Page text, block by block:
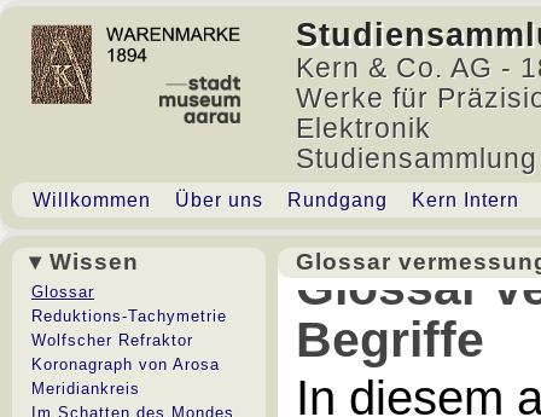
Kern & Co. AG -
Werke für
Elektronik
Willkommen Über uns Rundgang Kern Intern
▾ Wissen
Glossar
Reduktions-Tachymetrie
Wolfscher Refraktor
Koronagraph von Arosa
Meridiankreis
Im Schatten des Mondes
Glossar
Glossar
Begriffe
In diesem